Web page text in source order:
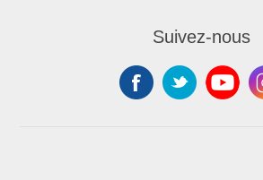
Suivez-nous